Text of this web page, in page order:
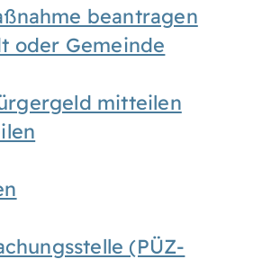
beantragen
oder Gemeinde
mitteilen
(PÜZ-